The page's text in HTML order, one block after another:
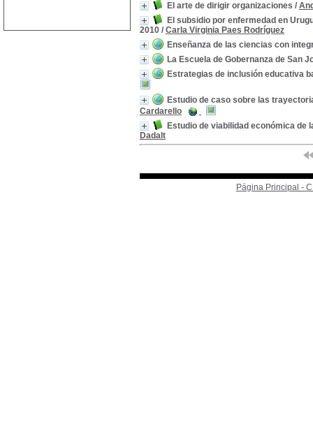
El arte de dirigir organizaciones /
El subsidio por enfermedad en
2010 / Carla Virginia Paes Rodríguez
Enseñanza de las ciencias con
La Escuela de Gobernanza de San
Estrategias de inclusión educativa
Estudio de caso sobre las
Cardarello
Estudio de viabilidad económica de
Dadalt
Página Principal -